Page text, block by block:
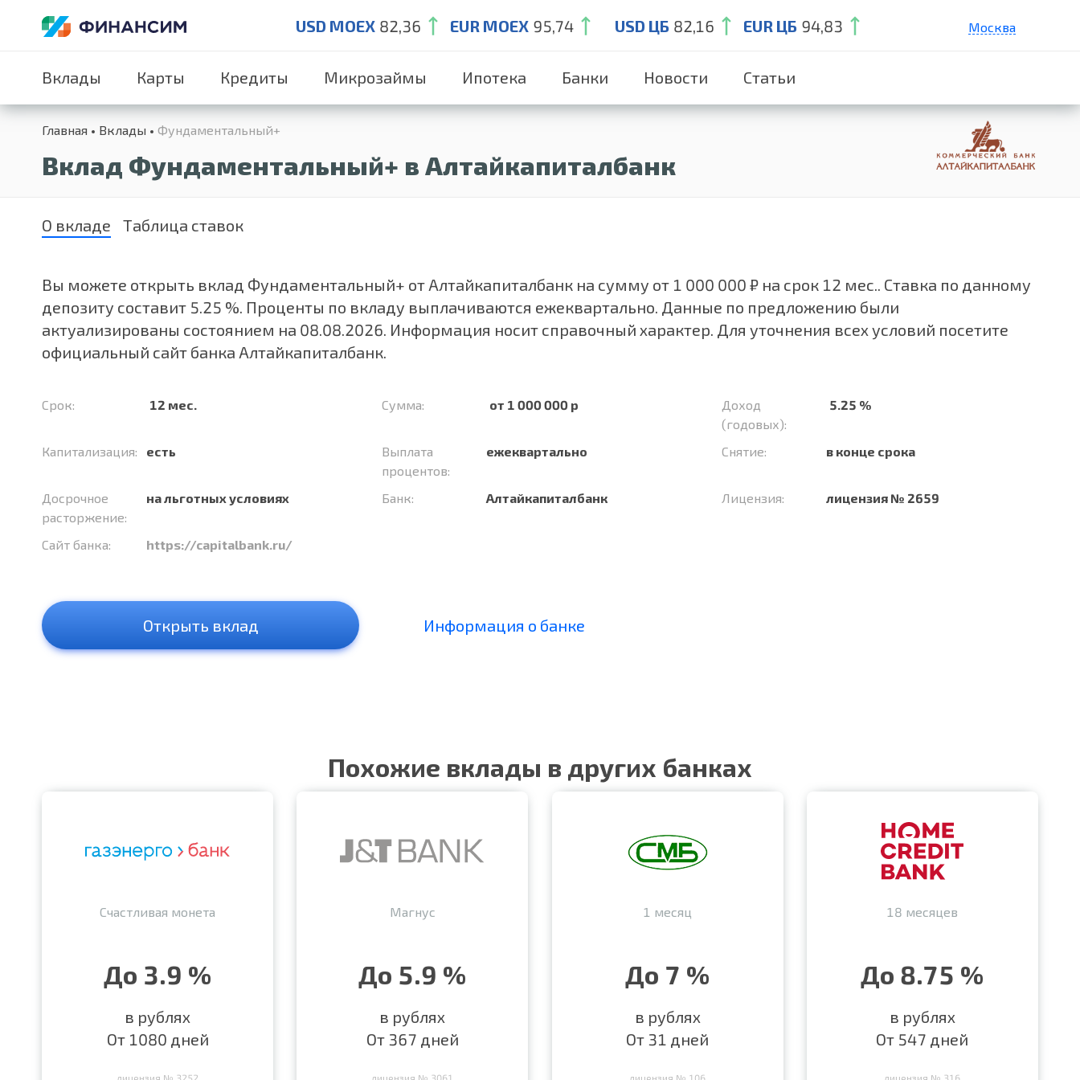
USD MOEX 82,36 EUR MOEX 95,74 USD ЦБ 82,16 EUR ЦБ 94,83 Москва
Краснодар
Нижний Новгород
Вклады Карты Кредиты Микрозаймы Ипотека Банки Новости Статьи
Главная Вклады Фундаментальный+
Вклад Фундаментальный+ в Алтайкапиталбанк
О вкладе Таблица ставок
Вы можете открыть вклад Фундаментальный+ от Алтайкапиталбанк на сумму от 1 000 000 ₽ на срок 12 мес.. Ставка по данному
депозиту составит 5.25 %. Проценты по вкладу выплачиваются ежеквартально. Данные по предложению были
актуализированы состоянием на 08.08.2026. Информация носит справочный характер. Для уточнения всех условий посетите
официальный сайт банка Алтайкапиталбанк.
Срок: 12 мес. Сумма: от 1 000 000 р
Доход
(годовых):
5.25 %
Капитализация: есть
Выплата
процентов:
ежеквартально Снятие: в конце срока
Досрочное
расторжение:
на льготных условиях Банк: Алтайкапиталбанк Лицензия: лицензия № 2659
Сайт банка: https://capitalbank.ru/
Открыть вклад Информация о банке
Похожие вклады в других банках
Счастливая монета
До 3.9 %
в рублях
От 1080 дней
лицензия № 3252
Магнус
До 5.9 %
в рублях
От 367 дней
лицензия № 3061
1 месяц
До 7 %
в рублях
От 31 дней
лицензия № 106
18 месяцев
До 8.75 %
в рублях
От 547 дней
лицензия № 316